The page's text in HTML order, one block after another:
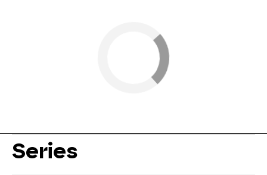
Series